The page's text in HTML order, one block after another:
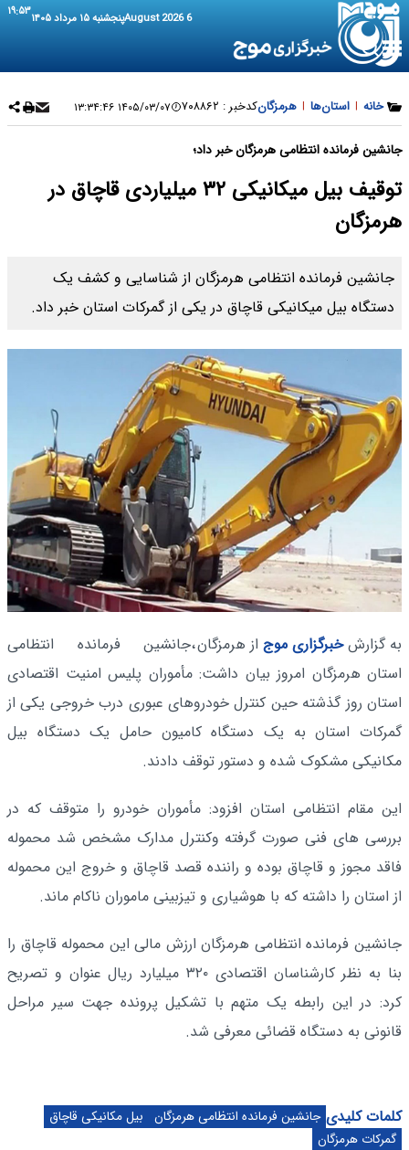
6 August 2026 پنجشنبه ۱۵ مرداد ۱۴۰۵ ۱۹:۵۳
خانه | استان‌ها | هرمزگانکدخبر : ۷۰۸۸۶۲ ۱۴۰۵/۰۳/۰۷ ۱۳:۳۴:۴۶
جانشین فرمانده انتظامی هرمزگان خبر داد؛
توقیف بیل میکانیکی ۳۲ میلیاردی قاچاق در
هرمزگان
جانشین فرمانده انتظامی هرمزگان از شناسایی و کشف یک
دستگاه بیل میکانیکی قاچاق در یکی از گمرکات استان خبر داد.
به گزارشخبرگزاری موج از هرمزگان،جانشین فرمانده انتظامی
استان هرمزگان امروز بیان داشت: مأموران پلیس امنیت اقتصادی
استان روز گذشته حین کنترل خودروهای عبوری درب خروجی یکی از
گمرکات استان به یک دستگاه کامیون حامل یک دستگاه بیل
مکانیکی مشکوک شده و دستور توقف دادند.
این مقام انتظامی استان افزود: مأموران خودرو را متوقف که در
بررسی های فنی صورت گرفته وکنترل مدارک مشخص شد محموله
فاقد مجوز و قاچاق بوده و راننده قصد قاچاق و خروج این محموله
از استان را داشته که با هوشیاری و تیزبینی ماموران ناکام ماند.
جانشین فرمانده انتظامی هرمزگان ارزش مالی این محموله قاچاق را
بنا به نظر کارشناسان اقتصادی ۳۲۰ میلیارد ریال عنوان و تصریح
کرد: در این رابطه یک متهم با تشکیل پرونده جهت سیر مراحل
قانونی به دستگاه قضائی معرفی شد.
کلمات کلیدی جانشین فرمانده انتظامی هرمزگان
بیل مکانیکی قاچاق
گمرکات هرمزگان